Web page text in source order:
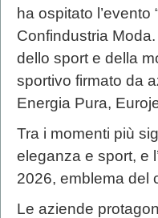
ha ospitato
Confindustria
dello sport e della
sportivo firmato da
Energia Pura,
Tra i momenti più
eleganza e sport, e
2026, emblema del
Le aziende